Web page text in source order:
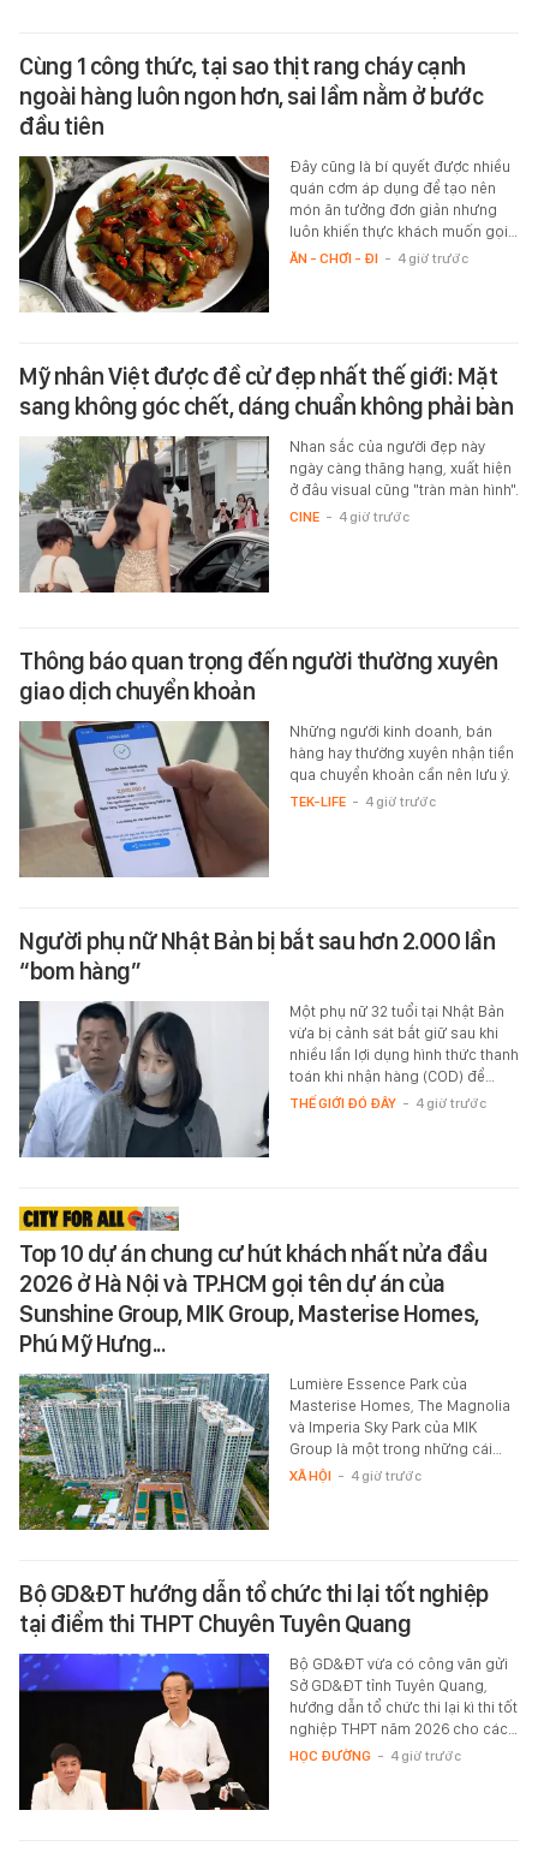
Cùng 1 công thức, tại sao thịt rang cháy cạnh
ngoài hàng luôn ngon hơn, sai lầm nằm ở bước
đầu tiên
Đây cũng là bí quyết được nhiều
quán cơm áp dụng để tạo nên
món ăn tưởng đơn giản nhưng
luôn khiến thực khách muốn gọi…
ĂN - CHƠI - ĐI - 4 giờ trước
Mỹ nhân Việt được đề cử đẹp nhất thế giới: Mặt
sang không góc chết, dáng chuẩn không phải bàn
Nhan sắc của người đẹp này
ngày càng thăng hạng, xuất hiện
ở đâu visual cũng "tràn màn hình".
CINE - 4 giờ trước
Thông báo quan trọng đến người thường xuyên
giao dịch chuyển khoản
Những người kinh doanh, bán
hàng hay thường xuyên nhận tiền
qua chuyển khoản cần nên lưu ý.
TEK-LIFE - 4 giờ trước
Người phụ nữ Nhật Bản bị bắt sau hơn 2.000 lần
“bom hàng”
Một phụ nữ 32 tuổi tại Nhật Bản
vừa bị cảnh sát bắt giữ sau khi
nhiều lần lợi dụng hình thức thanh
toán khi nhận hàng (COD) để…
THẾ GIỚI ĐÓ ĐÂY - 4 giờ trước
Top 10 dự án chung cư hút khách nhất nửa đầu
2026 ở Hà Nội và TP.HCM gọi tên dự án của
Sunshine Group, MIK Group, Masterise Homes,
Phú Mỹ Hưng...
Lumière Essence Park của
Masterise Homes, The Magnolia
và Imperia Sky Park của MIK
Group là một trong những cái…
XÃ HỘI - 4 giờ trước
Bộ GD&ĐT hướng dẫn tổ chức thi lại tốt nghiệp
tại điểm thi THPT Chuyên Tuyên Quang
Bộ GD&ĐT vừa có công văn gửi
Sở GD&ĐT tỉnh Tuyên Quang,
hướng dẫn tổ chức thi lại kì thi tốt
nghiệp THPT năm 2026 cho các…
HỌC ĐƯỜNG - 4 giờ trước